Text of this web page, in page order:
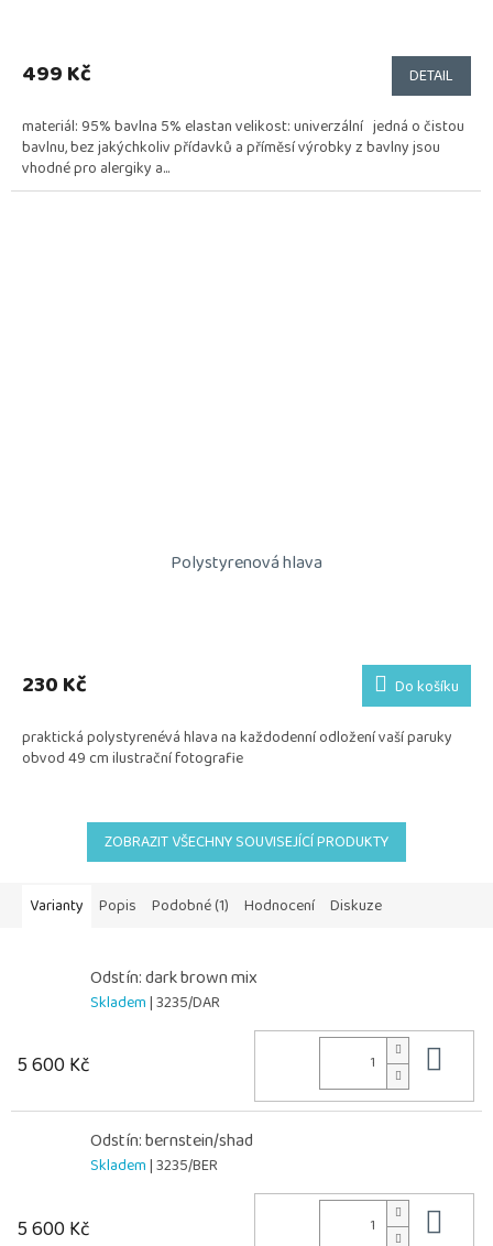
499 Kč DETAIL
materiál: 95% bavlna 5% elastan velikost: univerzální jedná o čistou
bavlnu, bez jakýchkoliv přídavků a příměsí výrobky z bavlny jsou
vhodné pro alergiky a...
Polystyrenová hlava
230 Kč Do košíku
praktická polystyrenévá hlava na každodenní odložení vaší paruky
obvod 49 cm ilustrační fotografie
ZOBRAZIT VŠECHNY SOUVISEJÍCÍ PRODUKTY
Varianty Popis Podobné (1) Hodnocení Diskuze
Odstín: dark brown mix
Skladem| 3235/DAR
5 600 Kč
Odstín: bernstein/shad
Skladem| 3235/BER
5 600 Kč